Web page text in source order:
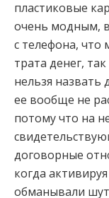
пластиковые
очень модным,
с телефона, что
трата денег,
нельзя назвать
ее вообще не
потому что на
договорные
когда
обманывали